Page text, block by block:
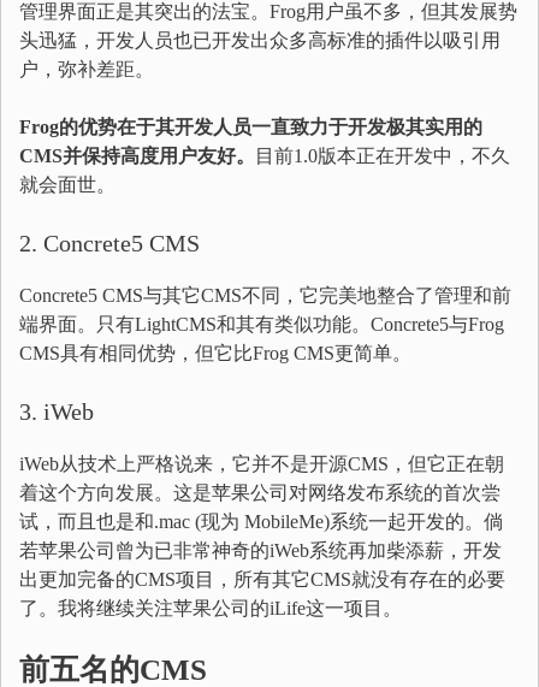
管理界面正是其突出的法宝。Frog用户虽不多，但其发展势
头迅猛，开发人员也已开发出众多高标准的插件以吸引用
户，弥补差距。
Frog的优势在于其开发人员一直致力于开发极其实用的
CMS并保持高度用户友好。
目前1.0版本正在开发中，不久
就会面世。
2. Concrete5 CMS
Concrete5 CMS与其它CMS不同，它完美地整合了管理和前
端界面。只有LightCMS和其有类似功能。Concrete5与Frog
CMS具有相同优势，但它比Frog CMS更简单。
3. iWeb
iWeb从技术上严格说来，它并不是开源CMS，但它正在朝
着这个方向发展。这是苹果公司对网络发布系统的首次尝
试，而且也是和.mac (现为 MobileMe)系统一起开发的。倘
若苹果公司曾为已非常神奇的iWeb系统再加柴添薪，开发
出更加完备的CMS项目，所有其它CMS就没有存在的必要
了。我将继续关注苹果公司的iLife这一项目。
前五名的CMS